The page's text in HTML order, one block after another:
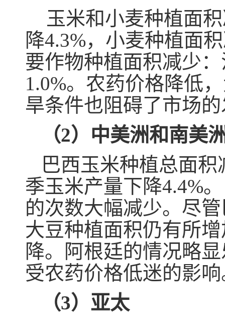
玉米和小麦种植面
降4.3%，小麦种植面
要作物种植面积减少
1.0%。农药价格降低
旱条件也阻碍了市场
（2）中美洲和南美
巴西玉米种植总面
季玉米产量下降4.4%
的次数大幅减少。尽
大豆种植面积仍有所
降。阿根廷的情况略
受农药价格低迷的影
（3）亚太